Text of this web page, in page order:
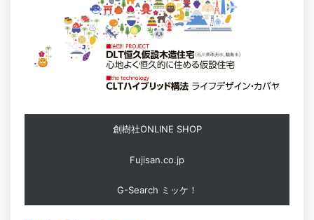
創樹社ONLINE SHOP
Fujisan.co.jp
G-Search ミッケ！